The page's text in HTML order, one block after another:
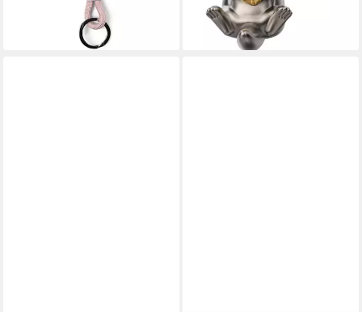
lieferbar - in 4-5 Werktagen bei dir